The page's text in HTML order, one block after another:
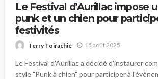
Le Festival d’Aurillac impose
punk et un chien pour
festivités
Terry Toirachié 15 août 2025
Le Festival d'Aurillac a décidé d'instaurer
style "Punk à chien" pour participer à